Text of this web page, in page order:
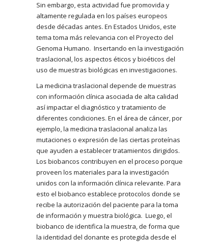
Sin embargo, esta actividad fue promovida y
altamente regulada en los países europeos
desde décadas antes. En Estados Unidos, este
tema toma más relevancia con el Proyecto del
Genoma Humano. Insertando en la investigación
traslacional, los aspectos éticos y bioéticos del
uso de muestras biológicas en investigaciones.
La medicina traslacional depende de muestras
con información clínica asociada de alta calidad
así impactar el diagnóstico y tratamiento de
diferentes condiciones. En el área de cáncer, por
ejemplo, la medicina traslacional analiza las
mutaciones o expresión de las ciertas proteínas
que ayuden a establecer tratamientos dirigidos.
Los biobancos contribuyen en el proceso porque
proveen los materiales para la investigación
unidos con la información clínica relevante. Para
esto el biobanco establece protocolos donde se
recibe la autorización del paciente para la toma
de información y muestra biológica. Luego, el
biobanco de identifica la muestra, de forma que
la identidad del donante es protegida desde el